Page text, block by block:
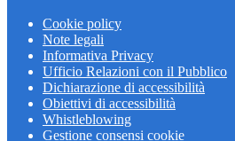
Cookie policy
Note legali
Informativa Privacy
Ufficio Relazioni con il Pubblico
Dichiarazione di accessibilità
Obiettivi di accessibilità
Whistleblowing
Gestione consensi cookie